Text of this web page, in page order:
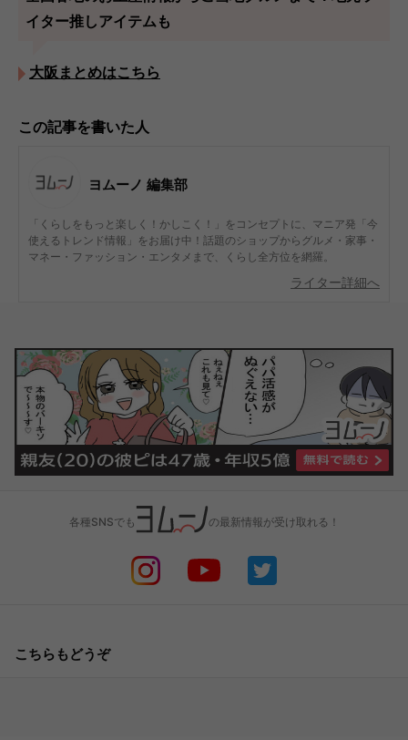
イター推しアイテムも
大阪まとめはこちら
この記事を書いた人
ヨムーノ 編集部
「くらしをもっと楽しく！かしこく！」をコンセプトに、マニア発「今
使えるトレンド情報」をお届け中！話題のショップからグルメ・家事・
マネー・ファッション・エンタメまで、くらし全方位を網羅。
ライター詳細へ
各種SNSでも の最新情報が受け取れる！
こちらもどうぞ